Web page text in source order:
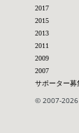
2017
2015
2013
2011
2009
2007
サポーター募
© 2007-2026